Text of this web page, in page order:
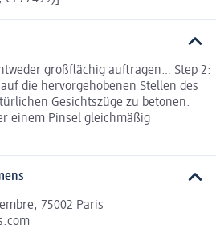
großflächig auftragen… Step 2:
die hervorgehobenen Stellen des
Gesichtszüge zu betonen.
einem Pinsel gleichmäßig
75002 Paris